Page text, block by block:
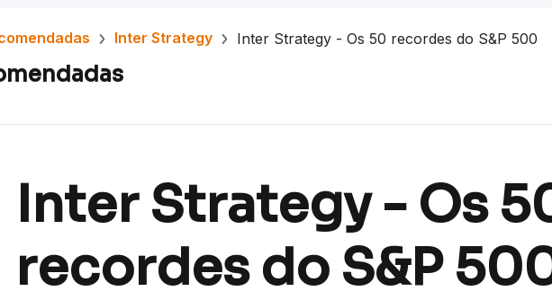
Inter Strategy Inter Strategy - Os 50 recordes do S&P 500
Inter Strategy - Os
recordes do S&P